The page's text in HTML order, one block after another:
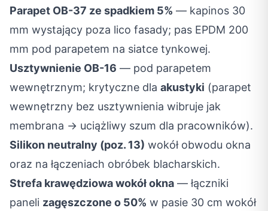
Parapet OB-37 ze spadkiem 5% — kapinos 30
mm wystający poza lico fasady; pas EPDM 200
mm pod parapetem na siatce tynkowej.
Usztywnienie OB-16 — pod parapetem
wewnętrznym; krytyczne dla akustyki (parapet
wewnętrzny bez usztywnienia wibruje jak
membrana → uciążliwy szum dla pracowników).
Silikon neutralny (poz. 13) wokół obwodu okna
oraz na łączeniach obróbek blacharskich.
Strefa krawędziowa wokół okna — łączniki
paneli zagęszczone o 50% w pasie 30 cm wokół